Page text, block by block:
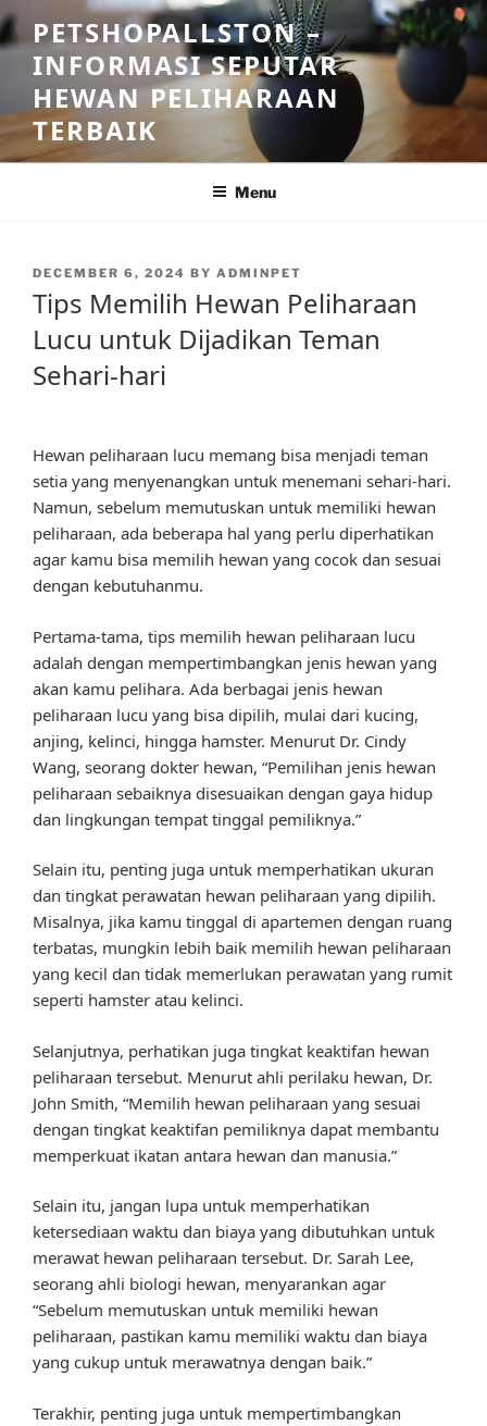
Skip
to
content
PETSHOPALLSTON –
INFORMASI SEPUTAR
HEWAN PELIHARAAN
TERBAIK
Menu
POSTED
ON
DECEMBER 6, 2024 BY ADMINPET
Tips Memilih Hewan Peliharaan
Lucu untuk Dijadikan Teman
Sehari-hari
Hewan peliharaan lucu memang bisa menjadi teman
setia yang menyenangkan untuk menemani sehari-hari.
Namun, sebelum memutuskan untuk memiliki hewan
peliharaan, ada beberapa hal yang perlu diperhatikan
agar kamu bisa memilih hewan yang cocok dan sesuai
dengan kebutuhanmu.
Pertama-tama, tips memilih hewan peliharaan lucu
adalah dengan mempertimbangkan jenis hewan yang
akan kamu pelihara. Ada berbagai jenis hewan
peliharaan lucu yang bisa dipilih, mulai dari kucing,
anjing, kelinci, hingga hamster. Menurut Dr. Cindy
Wang, seorang dokter hewan, “Pemilihan jenis hewan
peliharaan sebaiknya disesuaikan dengan gaya hidup
dan lingkungan tempat tinggal pemiliknya.”
Selain itu, penting juga untuk memperhatikan ukuran
dan tingkat perawatan hewan peliharaan yang dipilih.
Misalnya, jika kamu tinggal di apartemen dengan ruang
terbatas, mungkin lebih baik memilih hewan peliharaan
yang kecil dan tidak memerlukan perawatan yang rumit
seperti hamster atau kelinci.
Selanjutnya, perhatikan juga tingkat keaktifan hewan
peliharaan tersebut. Menurut ahli perilaku hewan, Dr.
John Smith, “Memilih hewan peliharaan yang sesuai
dengan tingkat keaktifan pemiliknya dapat membantu
memperkuat ikatan antara hewan dan manusia.”
Selain itu, jangan lupa untuk memperhatikan
ketersediaan waktu dan biaya yang dibutuhkan untuk
merawat hewan peliharaan tersebut. Dr. Sarah Lee,
seorang ahli biologi hewan, menyarankan agar
“Sebelum memutuskan untuk memiliki hewan
peliharaan, pastikan kamu memiliki waktu dan biaya
yang cukup untuk merawatnya dengan baik.”
Terakhir, penting juga untuk mempertimbangkan